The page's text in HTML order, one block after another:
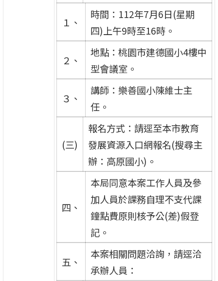
１、
時間：112年7月6日(星期
四)上午9時至16時。
２、
地點：桃園市建德國小4樓中
型會議室。
３、
講師：樂善國小陳維士主
任。
(三)
報名方式：請逕至本市教育
發展資源入口網報名(搜尋主
辦：高原國小)。
四、
本局同意本案工作人員及參
加人員於課務自理不支代課
鐘點費原則核予公(差)假登
記。
五、
本案相關問題洽詢，請逕洽
承辦人員：